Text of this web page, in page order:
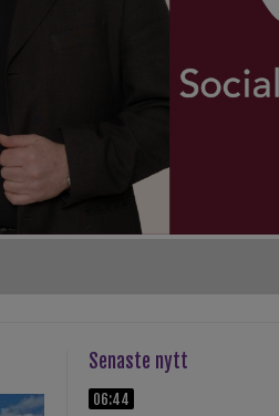
Senaste nytt
06:44